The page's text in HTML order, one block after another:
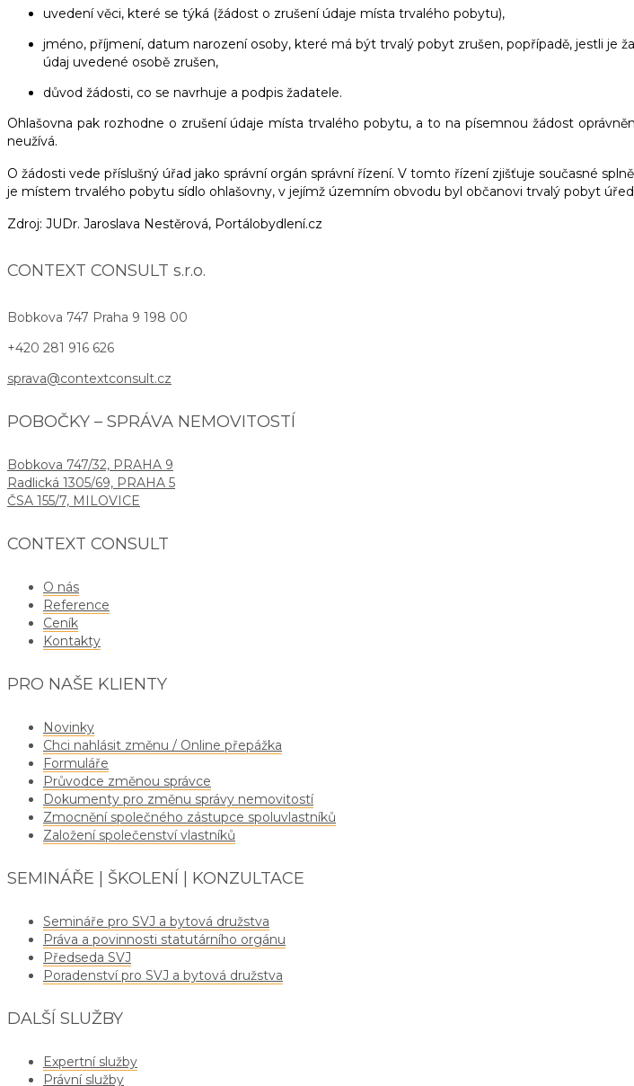
uvedení věci, které se týká (žádost o zrušení údaje místa trvalého pobytu),
jméno, příjmení, datum narození osoby, které má být trvalý pobyt zrušen, popřípadě, jestli je
údaj uvedené osobě zrušen,
důvod žádosti, co se navrhuje a podpis žadatele.
Ohlašovna pak rozhodne o zrušení údaje místa trvalého pobytu, a to na písemnou žádost
neužívá.
O žádosti vede příslušný úřad jako správní orgán správní řízení. V tomto řízení zjišťuje současné
je místem trvalého pobytu sídlo ohlašovny, v jejímž územním obvodu byl občanovi trvalý pobyt
Zdroj: JUDr. Jaroslava Nestěrová, Portálobydlení.cz
CONTEXT CONSULT s.r.o.
Bobkova 747 Praha 9 198 00
+420 281 916 626
sprava@contextconsult.cz
POBOČKY – SPRÁVA NEMOVITOSTÍ
Bobkova 747/32, PRAHA 9
Radlická 1305/69, PRAHA 5
ČSA 155/7, MILOVICE
CONTEXT CONSULT
O nás
Reference
Ceník
Kontakty
PRO NAŠE KLIENTY
Novinky
Chci nahlásit změnu / Online přepážka
Formuláře
Průvodce změnou správce
Dokumenty pro změnu správy nemovitostí
Zmocnění společného zástupce spoluvlastníků
Založení společenství vlastníků
SEMINÁŘE | ŠKOLENÍ | KONZULTACE
Semináře pro SVJ a bytová družstva
Práva a povinnosti statutárního orgánu
Předseda SVJ
Poradenství pro SVJ a bytová družstva
DALŠÍ SLUŽBY
Expertní služby
Právní služby